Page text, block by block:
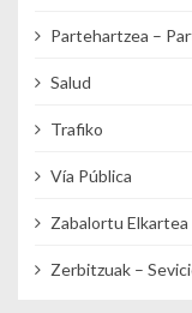
Partehartzea –
Salud
Trafiko
Vía Pública
Zabalortu Elkartea
Zerbitzuak –